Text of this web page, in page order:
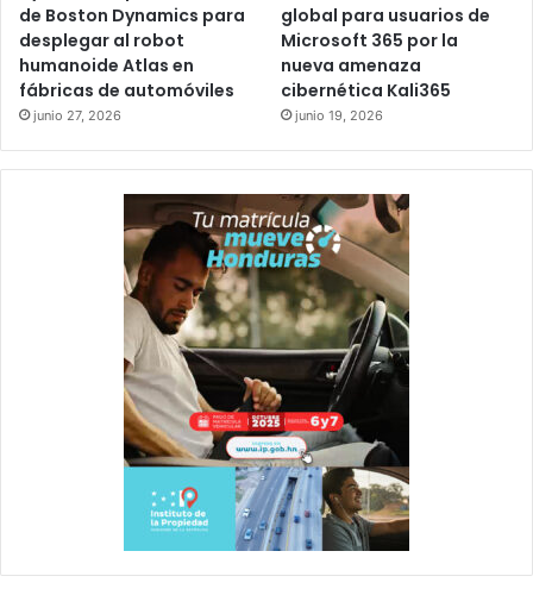
de Boston Dynamics para
desplegar al robot
humanoide Atlas en
fábricas de automóviles
junio 27, 2026
global para usuarios de
Microsoft 365 por la
nueva amenaza
cibernética Kali365
junio 19, 2026